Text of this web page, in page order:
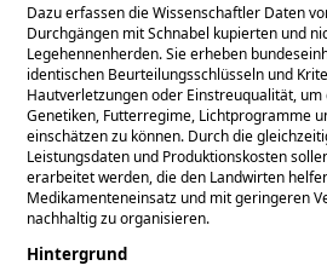
Dazu erfassen die Wissenschaftler Daten
Durchgängen mit Schnabel kupierten und
Legehennenherden. Sie erheben
identischen Beurteilungsschlüsseln und
Hautverletzungen oder Einstreuqualität,
Genetiken, Futterregime, Lichtprogramme
einschätzen zu können. Durch die
Leistungsdaten und Produktionskosten
erarbeitet werden, die den Landwirten
Medikamenteneinsatz und mit geringeren
nachhaltig zu organisieren.
Hintergrund